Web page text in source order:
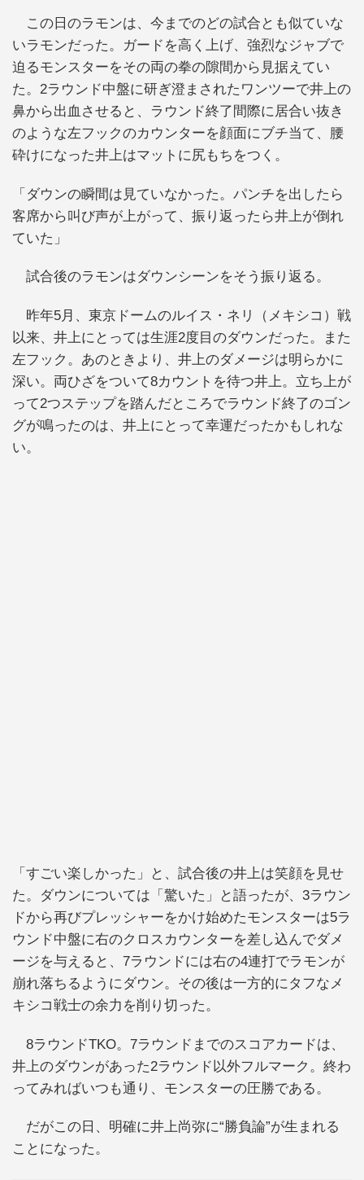
この日のラモンは、今までのどの試合とも似ていな
いラモンだった。ガードを高く上げ、強烈なジャブで
迫るモンスターをその両の拳の隙間から見据えてい
た。2ラウンド中盤に研ぎ澄まされたワンツーで井上の
鼻から出血させると、ラウンド終了間際に居合い抜き
のような左フックのカウンターを顔面にブチ当て、腰
砕けになった井上はマットに尻もちをつく。
「ダウンの瞬間は見ていなかった。パンチを出したら
客席から叫び声が上がって、振り返ったら井上が倒れ
ていた」
試合後のラモンはダウンシーンをそう振り返る。
昨年5月、東京ドームのルイス・ネリ（メキシコ）戦
以来、井上にとっては生涯2度目のダウンだった。また
左フック。あのときより、井上のダメージは明らかに
深い。両ひざをついて8カウントを待つ井上。立ち上が
って2つステップを踏んだところでラウンド終了のゴン
グが鳴ったのは、井上にとって幸運だったかもしれな
い。
「すごい楽しかった」と、試合後の井上は笑顔を見せ
た。ダウンについては「驚いた」と語ったが、3ラウン
ドから再びプレッシャーをかけ始めたモンスターは5ラ
ウンド中盤に右のクロスカウンターを差し込んでダメ
ージを与えると、7ラウンドには右の4連打でラモンが
崩れ落ちるようにダウン。その後は一方的にタフなメ
キシコ戦士の余力を削り切った。
8ラウンドTKO。7ラウンドまでのスコアカードは、
井上のダウンがあった2ラウンド以外フルマーク。終わ
ってみればいつも通り、モンスターの圧勝である。
だがこの日、明確に井上尚弥に“勝負論”が生まれる
ことになった。